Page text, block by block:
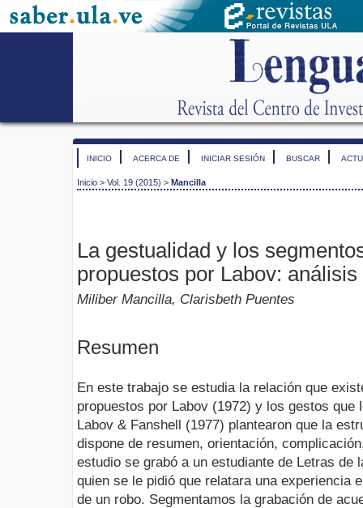
INICIO ACERCA DE INICIAR SESIÓN BUSCAR
Inicio > Vol. 19 (2015) > Mancilla
La gestualidad y los
propuestos por Labov:
Miliber Mancilla, Clarisbeth Puentes
Resumen
En este trabajo se estudia la relación que
propuestos por Labov (1972) y los gestos que
Labov & Fanshell (1977) plantearon que la
dispone de resumen, orientación,
estudio se grabó a un estudiante de Letras de
quien se le pidió que relatara una experiencia
de un robo. Segmentamos la grabación de